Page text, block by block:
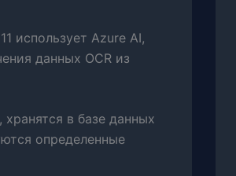
использует Azure AI,
данных OCR из
в базе данных
определенные